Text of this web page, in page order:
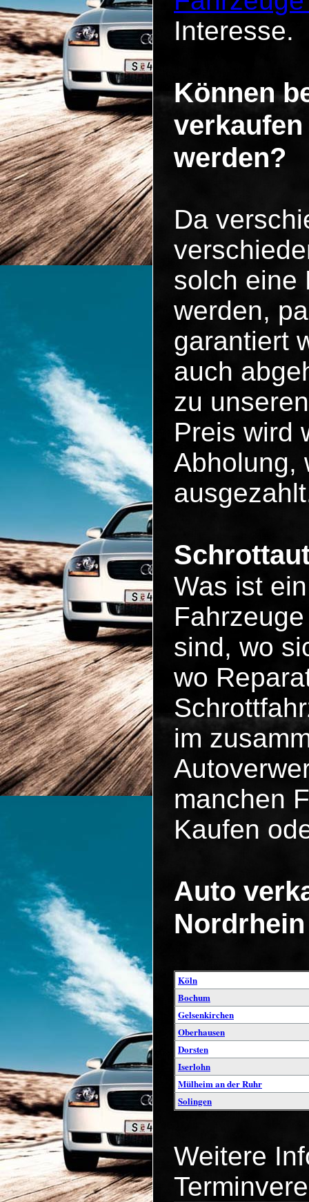
Interesse.
Können
werden?
Da
solch eine
werden,
garantiert
auch
zu
Preis wird
Abholung,
Was ist
sind, wo
wo
im
manchen
Kaufen
Auto
Köln
Bochum
Gelsenkirchen
Oberhausen
Dorsten
Iserlohn
Mülheim an der Ruhr
Solingen
Weitere